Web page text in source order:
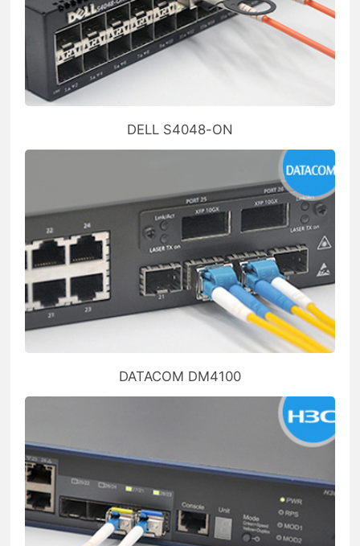
DELL S4048-ON
DATACOM DM4100